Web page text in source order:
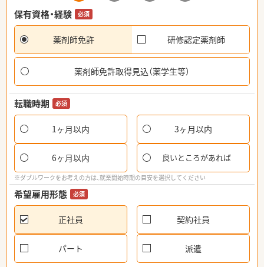
保有資格・経験
必須
薬剤師免許 研修認定薬剤師
薬剤師免許取得見込（薬学生等）
転職時期 必須
1ヶ月以内 3ヶ月以内
6ヶ月以内 良いところがあれば
※ダブルワークをお考えの方は、就業開始時期の目安を選択してください
希望雇用形態 必須
正社員 契約社員
パート 派遣